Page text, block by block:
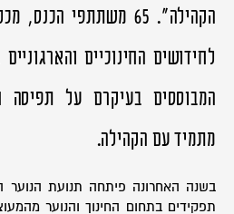
הקהילה". 65 משתתפי
לחידושים החינוכיים
המבוססים בעיקרם על תפיסה
מתמיד עם הקהילה.
בשנה האחרונה פיתחה תנועת הנוער
תפקידים בתחום החינוך והנוער